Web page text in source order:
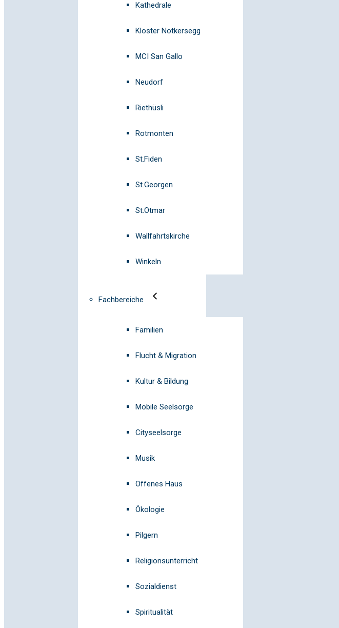
Kathedrale
Kloster Notkersegg
MCI San Gallo
Neudorf
Riethüsli
Rotmonten
St.Fiden
St.Georgen
St.Otmar
Wallfahrtskirche
Winkeln
Fachbereiche
Familien
Flucht & Migration
Kultur & Bildung
Mobile Seelsorge
Cityseelsorge
Musik
Offenes Haus
Ökologie
Pilgern
Religionsunterricht
Sozialdienst
Spiritualität